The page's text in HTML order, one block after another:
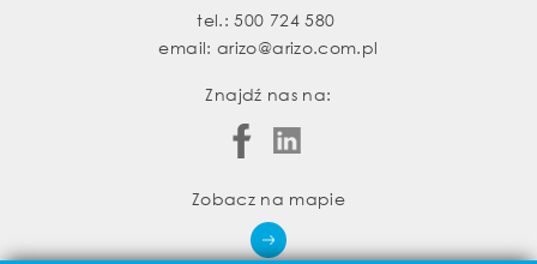
tel.:500 724 580
email:arizo@arizo.com.pl
Znajdź nas na:
Zobacz na mapie